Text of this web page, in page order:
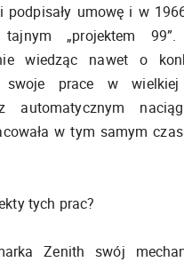
podpisały umowę i w
„projektem
wiedząc nawet o
swoje prace w
automatycznym
w tym samym
tych prac?
Zenith swój